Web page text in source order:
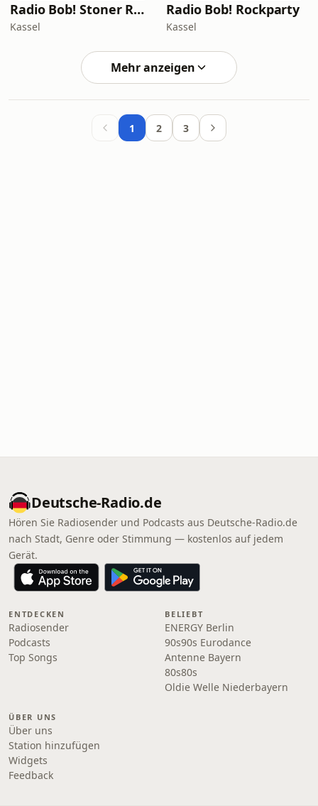
Radio Bob! Stoner Rock
Kassel
Radio Bob! Rockparty
Kassel
Mehr anzeigen
1 2 3
Deutsche-Radio.de
Hören Sie Radiosender und Podcasts aus Deutsche-Radio.de
nach Stadt, Genre oder Stimmung — kostenlos auf jedem
Gerät.
ENTDECKEN
Radiosender
Podcasts
Top Songs
BELIEBT
ENERGY Berlin
90s90s Eurodance
Antenne Bayern
80s80s
Oldie Welle Niederbayern
ÜBER UNS
Über uns
Station hinzufügen
Widgets
Feedback